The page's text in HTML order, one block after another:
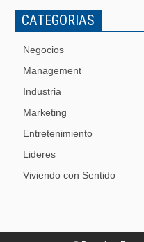
CATEGORIAS
Negocios
Management
Industria
Marketing
Entretenimiento
Lideres
Viviendo con Sentido